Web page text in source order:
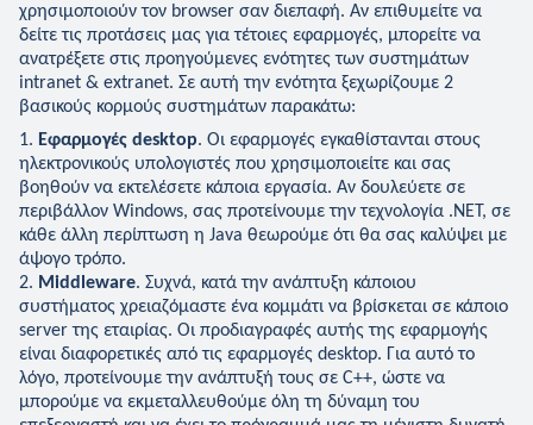
χρησιμοποιούν τον browser σαν διεπαφή. Αν επιθυμείτε να
δείτε τις προτάσεις μας για τέτοιες εφαρμογές, μπορείτε να
ανατρέξετε στις προηγούμενες ενότητες των συστημάτων
intranet & extranet. Σε αυτή την ενότητα ξεχωρίζουμε 2
βασικούς κορμούς συστημάτων παρακάτω:
Εφαρμογές desktop. Οι εφαρμογές εγκαθίστανται στους
ηλεκτρονικούς υπολογιστές που χρησιμοποιείτε και σας
βοηθούν να εκτελέσετε κάποια εργασία. Αν δουλεύετε σε
περιβάλλον Windows, σας προτείνουμε την τεχνολογία .NET, σε
κάθε άλλη περίπτωση η Java θεωρούμε ότι θα σας καλύψει με
άψογο τρόπο.
Middleware. Συχνά, κατά την ανάπτυξη κάποιου
συστήματος χρειαζόμαστε ένα κομμάτι να βρίσκεται σε κάποιο
server της εταιρίας. Οι προδιαγραφές αυτής της εφαρμογής
είναι διαφορετικές από τις εφαρμογές desktop. Για αυτό το
λόγο, προτείνουμε την ανάπτυξή τους σε C++, ώστε να
μπορούμε να εκμεταλλευθούμε όλη τη δύναμη του